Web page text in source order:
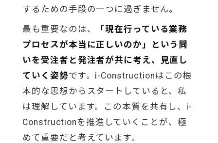
するための手段の一つに過ぎません。
最も重要なのは、
「現在行っている業務
プロセスが本当に正しいのか」という問
いを受注者と発注者が共に考え、見直し
ていく姿勢です。i-Constructionはこの根
本的な思想からスタートしていると、私
は理解しています。この本質を共有し、i-
Constructionを推進していくことが、極
めて重要だと考えています。